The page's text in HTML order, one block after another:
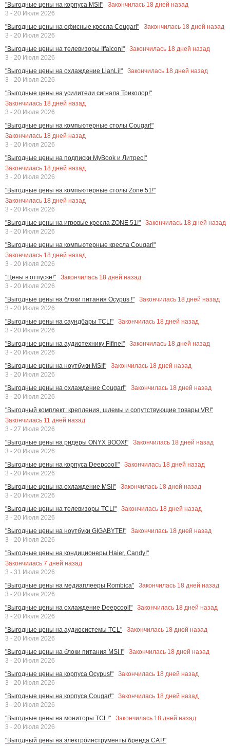
"Выгодные цены на корпуса MSI!" Закончилась 18 дней назад
3 - 20 Июля 2026
"Выгодные цены на офисные кресла Cougar!"
Закончилась 18 дней назад
3 - 20 Июля 2026
"Выгодные цены на телевизоры Iffalcon!"
Закончилась 18 дней назад
3 - 20 Июля 2026
"Выгодные цены на охлаждение LianLi!"
Закончилась 18 дней назад
3 - 20 Июля 2026
"Выгодные цены на усилители сигнала Триколор!"
Закончилась 18 дней назад
3 - 20 Июля 2026
"Выгодные цены на компьютерные столы Cougar!"
Закончилась 18 дней назад
3 - 20 Июля 2026
"Выгодные цены на подписки MyBook и Литрес!"
Закончилась 18 дней назад
3 - 20 Июля 2026
"Выгодные цены на компьютерные столы Zone 51!"
Закончилась 18 дней назад
3 - 20 Июля 2026
"Выгодные цены на игровые кресла ZONE 51!"
Закончилась 18 дней назад
3 - 20 Июля 2026
"Выгодные цены на компьютерные кресла Cougar!"
Закончилась 18 дней назад
3 - 20 Июля 2026
"Цены в отпуске!"
Закончилась 18 дней назад
3 - 20 Июля 2026
"Выгодные цены на блоки питания Ocypus !"
Закончилась 18 дней назад
3 - 20 Июля 2026
"Выгодные цены на саундбары TCL!"
Закончилась 18 дней назад
3 - 20 Июля 2026
"Выгодные цены на аудиотехнику Fifine!"
Закончилась 18 дней назад
3 - 20 Июля 2026
"Выгодные цены на ноутбуки MSI!"
Закончилась 18 дней назад
3 - 20 Июля 2026
"Выгодные цены на охлаждение Cougar!"
Закончилась 18 дней назад
3 - 20 Июля 2026
"Выгодный комплект: крепления, шлемы и сопутствующие товары VR!"
Закончилась 11 дней назад
3 - 27 Июля 2026
"Выгодные цены на ридеры ONYX BOOX!"
Закончилась 18 дней назад
3 - 20 Июля 2026
"Выгодные цены на корпуса Deepcool!"
Закончилась 18 дней назад
3 - 20 Июля 2026
"Выгодные цены на охлаждение MSI!"
Закончилась 18 дней назад
3 - 20 Июля 2026
"Выгодные цены на телевизоры TCL!"
Закончилась 18 дней назад
3 - 20 Июля 2026
"Выгодные цены на ноутбуки GIGABYTE!"
Закончилась 18 дней назад
3 - 20 Июля 2026
"Выгодные цены на кондиционеры Haier, Candy!"
Закончилась 7 дней назад
3 - 31 Июля 2026
"Выгодные цены на медиаплееры Rombica"
Закончилась 18 дней назад
3 - 20 Июля 2026
"Выгодные цены на охлаждение Deepcool!"
Закончилась 18 дней назад
3 - 20 Июля 2026
"Выгодные цены на аудиосистемы TCL"
Закончилась 18 дней назад
3 - 20 Июля 2026
"Выгодные цены на блоки питания MSI !"
Закончилась 18 дней назад
3 - 20 Июля 2026
"Выгодные цены на корпуса Ocypus!"
Закончилась 18 дней назад
3 - 20 Июля 2026
"Выгодные цены на корпуса Cougar!"
Закончилась 18 дней назад
3 - 20 Июля 2026
"Выгодные цены на мониторы TCL!"
Закончилась 18 дней назад
3 - 20 Июля 2026
"Выгодный цены на электроинструменты бренда CAT!"